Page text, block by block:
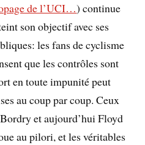
de l’UCI…) continue
son objectif avec ses
les fans de cyclisme
que les contrôles sont
en toute impunité peut
au coup par coup. Ceux
et aujourd’hui Floyd
au pilori, et les véritables